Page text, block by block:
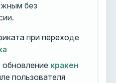
без
при переходе
кракен
пользователя